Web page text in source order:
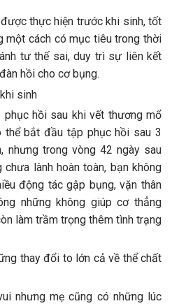
thực hiện trước khi sinh, tốt
một cách có mục tiêu trong thời
tư thế sai, duy trì sự liên kết
hồi cho cơ bụng.
sinh
hồi sau khi vết thương mổ
thể bắt đầu tập phục hồi sau 3
nhưng trong vòng 42 ngày sau
lành hoàn toàn, bạn không
động tác gập bụng, vặn thân
những không giúp cơ thẳng
làm trầm trọng thêm tình trạng
thay đổi to lớn cả về thể chất
nhưng mẹ cũng có những lúc